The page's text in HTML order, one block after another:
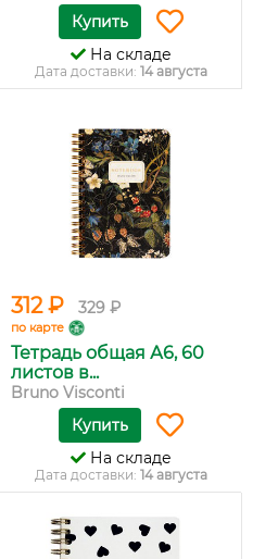
Купить
На складе
Дата доставки: 14 августа
312 ₽ 329 ₽
по карте
Тетрадь общая А6, 60
листов в...
Bruno Visconti
Купить
На складе
Дата доставки: 14 августа